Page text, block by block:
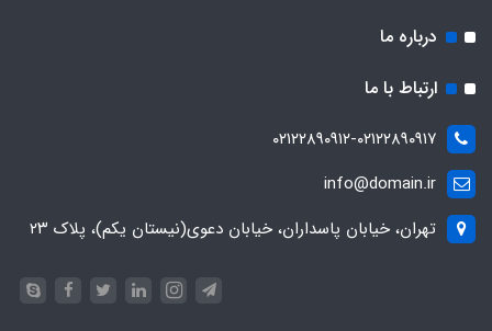
درباره ما
ارتباط با ما
۰۲۱۲۲۸۹۰۹۱۲-۰۲۱۲۲۸۹۰۹۱۷
info@domain.ir
تهران، خیابان پاسداران، خیابان دعوی(نیستان یکم)، پلاک ۲۳